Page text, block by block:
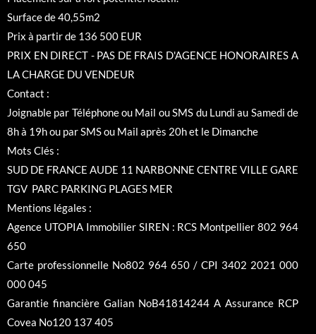
Surface de 40,55m2
Prix à partir de 136 500 EUR
PRIX EN DIRECT - PAS DE FRAIS D'AGENCE HONORAIRES A
LA CHARGE DU VENDEUR
Contact :
Joignable par Téléphone ou Mail ou SMS du Lundi au Samedi de
8h à 19h ou par SMS ou Mail après 20h et le Dimanche
Mots Clés :
SUD DE FRANCE AUDE 11 NARBONNE CENTRE VILLE GARE
TGV PARC PARKING PLAGES MER
Mentions légales :
Agence UTOPIA Immobilier SIREN : RCS Montpellier 802 964
650
Carte professionnelle No802 964 650 / CPI 3402 2021 000
000 045
Garantie financière Galian NoB41814244 A Assurance RCP
Covea No120 137 405